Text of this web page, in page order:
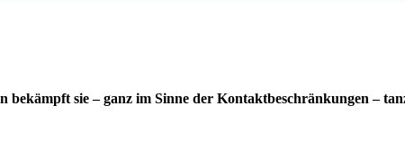
sie – ganz im Sinne der Kontaktbeschränkungen –